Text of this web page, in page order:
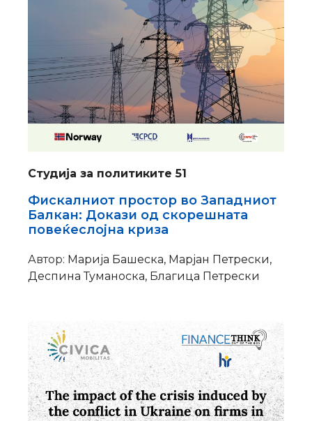
Студија за политиките 51
Фискалниот простор во Западниот
Балкан: Докази од скорешната
повеќеслојна криза
Автор: Марија Башеска, Марјан Петрески,
Деспина Туманоска, Благица Петрески